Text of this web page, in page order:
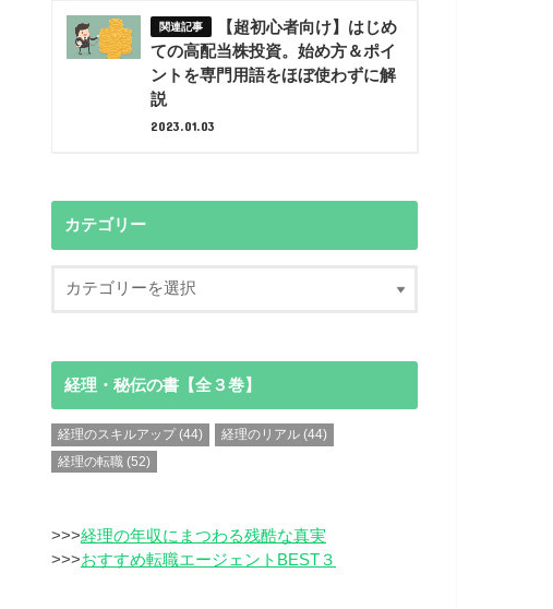
【超初心者向け】はじめ
ての高配当株投資。始め方＆ポイ
ントを専門用語をほぼ使わずに解
説
2023.01.03
カテゴリー
経理・秘伝の書【全３巻】
経理のスキルアップ (44) 経理のリアル (44)
経理の転職 (52)
>>>経理の年収にまつわる残酷な真実
>>>おすすめ転職エージェントBEST３